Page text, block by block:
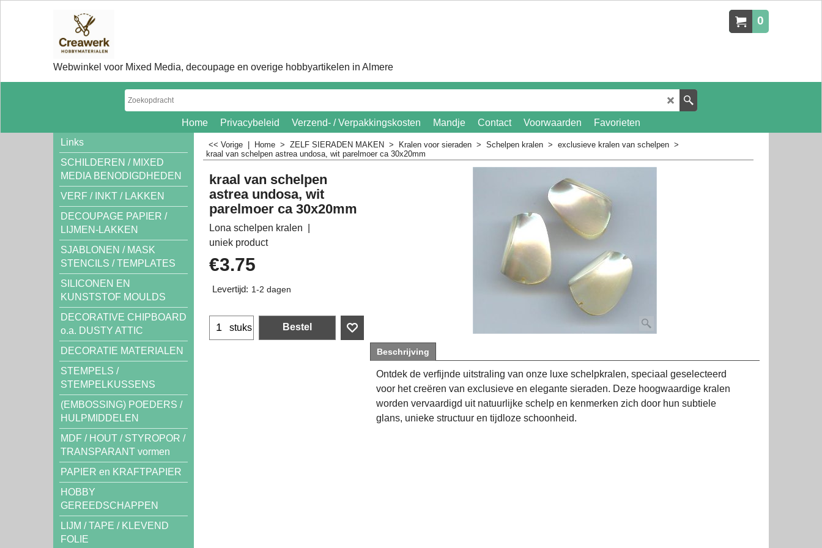
0
Webwinkel voor Mixed Media, decoupage en overige hobbyartikelen in Almere
Home Privacybeleid Verzend- / Verpakkingskosten Mandje Contact Voorwaarden
Favorieten
Links
SCHILDEREN / MIXED
MEDIA BENODIGDHEDEN
VERF / INKT / LAKKEN
DECOUPAGE PAPIER /
LIJMEN-LAKKEN
SJABLONEN / MASK
STENCILS / TEMPLATES
SILICONEN EN
KUNSTSTOF MOULDS
DECORATIVE CHIPBOARD
o.a. DUSTY ATTIC
DECORATIE MATERIALEN
STEMPELS /
STEMPELKUSSENS
(EMBOSSING) POEDERS /
HULPMIDDELEN
MDF / HOUT / STYROPOR /
TRANSPARANT vormen
PAPIER en KRAFTPAPIER
HOBBY
GEREEDSCHAPPEN
LIJM / TAPE / KLEVEND
FOLIE
<< Vorige Home > ZELF SIERADEN MAKEN > Kralen voor sieraden > Schelpen kralen > exclusieve kralen van schelpen >
kraal van schelpen astrea undosa, wit parelmoer ca 30x20mm
kraal van schelpen
astrea undosa, wit
parelmoer ca 30x20mm
Lona schelpen kralen
uniek product
€3.75
Levertijd: 1-2 dagen
stuks Bestel
Beschrijving
Ontdek de verfijnde uitstraling van onze luxe schelpkralen, speciaal geselecteerd
voor het creëren van exclusieve en elegante sieraden. Deze hoogwaardige kralen
worden vervaardigd uit natuurlijke schelp en kenmerken zich door hun subtiele
glans, unieke structuur en tijdloze schoonheid.